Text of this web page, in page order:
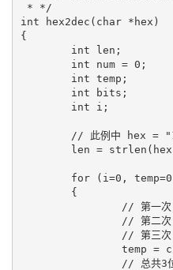
* */
int hex2dec(char *hex)
{
int len;
int num = 0;
int temp;
int bits;
int i;
// 此例中 hex = "1de"
len =
for (i=0, temp=0;
{
// 第一次：i=0,
// 第二次：i=1,
// 第三次：i=2,
temp = c2i(
// 总共3位，一个